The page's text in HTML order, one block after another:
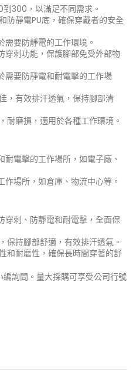
到300，以滿足不同需求。
防靜電PU底，確保穿戴者的安全
需要防靜電的工作環境。
穿刺功能，保護腳部免受外部物
需要防靜電和耐電擊的工作場
，有效排汗透氣，保持腳部清
耐磨損，適用於各種工作環境。
電擊的工作場所，如電子廠、
場所，如倉庫、物流中心等。
穿刺、防靜電和耐電擊，全面保
保持腳部舒適，有效排汗透氣。
和耐磨性，確保長時間穿著的舒
編詢問。量大採購可享受公司行號